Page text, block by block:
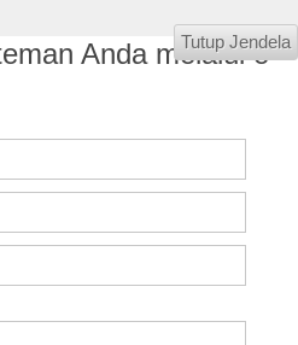
Anda melalui e-
Tutup Jendela